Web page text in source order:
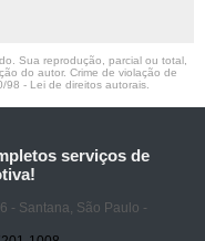
Sua reprodução, parcial ou total,
do autor. Crime de violação de
98 - Lei de direitos autorais
serviços de
- Santana, São Paulo -